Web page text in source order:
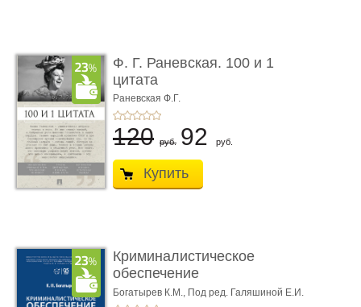
Ф. Г. Раневская. 100 и 1
цитата
Раневская Ф.Г.
120 руб. 92 руб.
Купить
Криминалистическое
обеспечение
медиабезопас� ...
Богатырев К.М., Под ред. Галяшиной Е.И.